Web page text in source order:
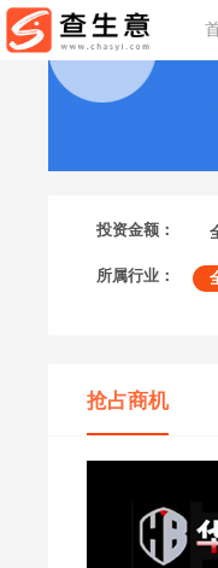
投资金额：
所属行业：
抢占商机